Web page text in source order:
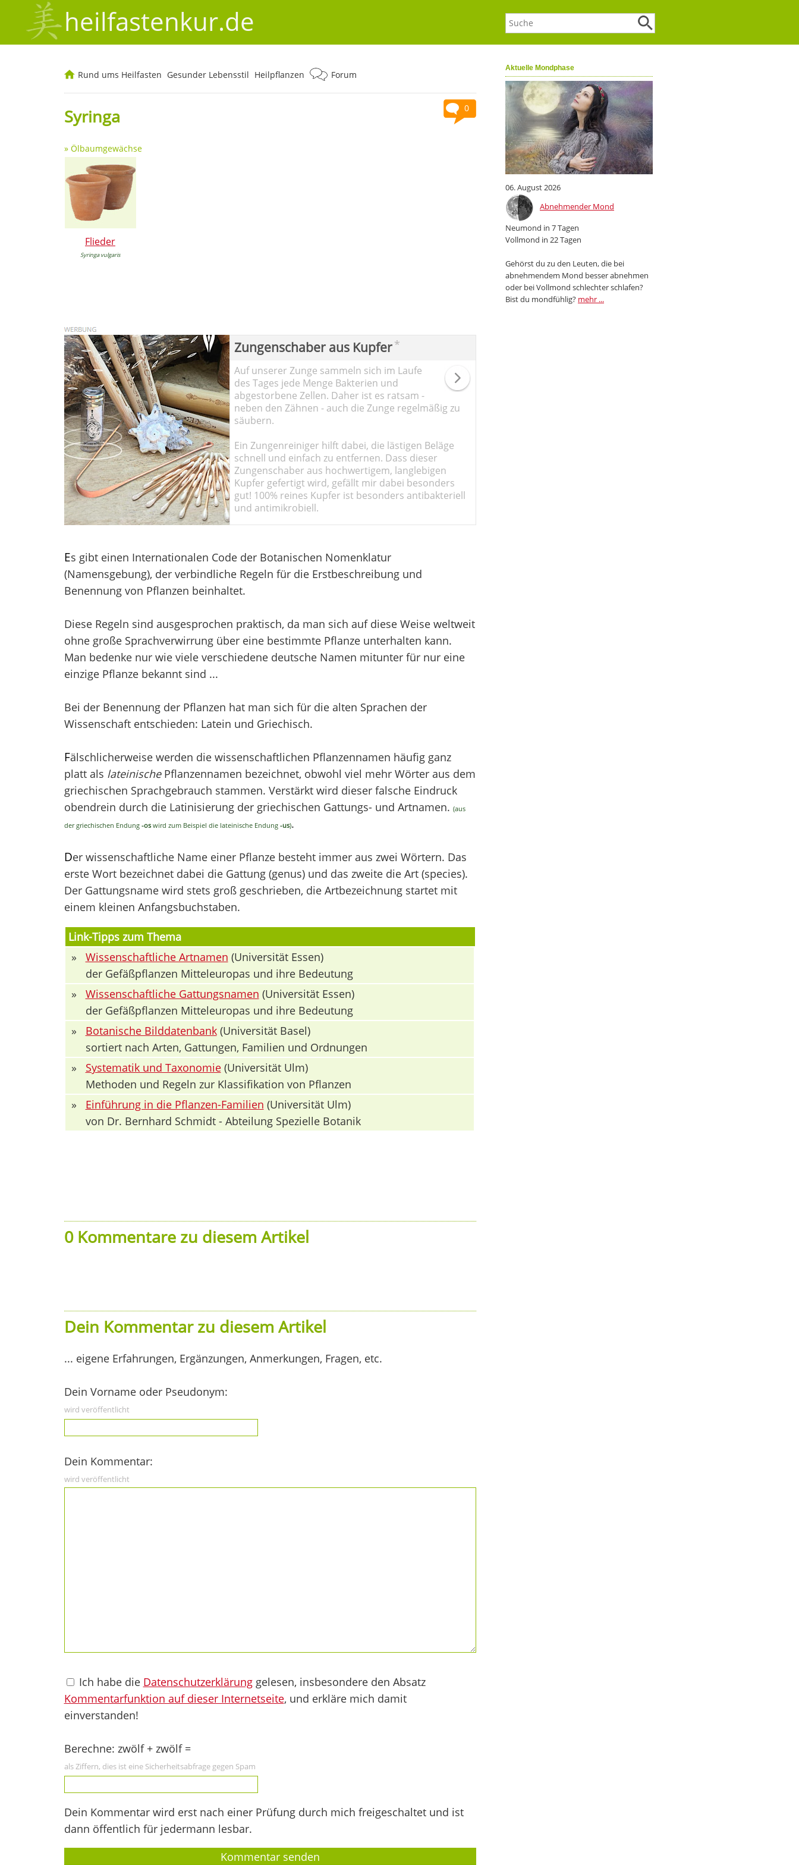
heilfastenkur.de
Aktuelle Mondphase
06. August 2026
Abnehmender Mond
Neumond in 7 Tagen
Vollmond in 22 Tagen
Gehörst du zu den Leuten, die bei
abnehmendem Mond besser abnehmen
oder bei Vollmond schlechter schlafen?
Bist du mondfühlig? mehr ...
Rund ums Heilfasten Gesunder Lebensstil Heilpflanzen Forum
0
Syringa
» Ölbaumgewächse
Flieder
Syringa vulgaris
Zungenschaber aus Kupfer*
Auf unserer Zunge sammeln sich im Laufe
des Tages jede Menge Bakterien und
abgestorbene Zellen. Daher ist es ratsam -
neben den Zähnen - auch die Zunge regelmäßig zu
säubern.
Ein Zungenreiniger hilft dabei, die lästigen Beläge
schnell und einfach zu entfernen. Dass dieser
Zungenschaber aus hochwertigem, langlebigen
Kupfer gefertigt wird, gefällt mir dabei besonders
gut! 100% reines Kupfer ist besonders antibakteriell
und antimikrobiell.
Es gibt einen Internationalen Code der Botanischen Nomenklatur
(Namensgebung), der verbindliche Regeln für die Erstbeschreibung und
Benennung von Pflanzen beinhaltet.
Diese Regeln sind ausgesprochen praktisch, da man sich auf diese Weise weltweit
ohne große Sprachverwirrung über eine bestimmte Pflanze unterhalten kann.
Man bedenke nur wie viele verschiedene deutsche Namen mitunter für nur eine
einzige Pflanze bekannt sind ...
Bei der Benennung der Pflanzen hat man sich für die alten Sprachen der
Wissenschaft entschieden: Latein und Griechisch.
Fälschlicherweise werden die wissenschaftlichen Pflanzennamen häufig ganz
platt als lateinischePflanzennamen bezeichnet, obwohl viel mehr Wörter aus dem
griechischen Sprachgebrauch stammen. Verstärkt wird dieser falsche Eindruck
obendrein durch die Latinisierung der griechischen Gattungs- und Artnamen. (aus
der griechischen Endung -oswird zum Beispiel die lateinische Endung -us).
Der wissenschaftliche Name einer Pflanze besteht immer aus zwei Wörtern. Das
erste Wort bezeichnet dabei die Gattung (genus) und das zweite die Art (species).
Der Gattungsname wird stets groß geschrieben, die Artbezeichnung startet mit
einem kleinen Anfangsbuchstaben.
Link-Tipps zum Thema
»
Wissenschaftliche Artnamen (Universität Essen)
der Gefäßpflanzen Mitteleuropas und ihre Bedeutung
»
Wissenschaftliche Gattungsnamen (Universität Essen)
der Gefäßpflanzen Mitteleuropas und ihre Bedeutung
»
Botanische Bilddatenbank(Universität Basel)
sortiert nach Arten, Gattungen, Familien und Ordnungen
»
Systematik und Taxonomie(Universität Ulm)
Methoden und Regeln zur Klassifikation von Pflanzen
»
Einführung in die Pflanzen-Familien (Universität Ulm)
von Dr. Bernhard Schmidt - Abteilung Spezielle Botanik
0 Kommentare zu diesem Artikel
Dein Kommentar zu diesem Artikel
... eigene Erfahrungen, Ergänzungen, Anmerkungen, Fragen, etc.
Dein Vorname oder Pseudonym:
wird veröffentlicht
Dein Kommentar:
wird veröffentlicht
Ich habe die Datenschutzerklärunggelesen, insbesondere den Absatz
Kommentarfunktion auf dieser Internetseite, und erkläre mich damit
einverstanden!
Berechne: zwölf + zwölf =
als Ziffern, dies ist eine Sicherheitsabfrage gegen Spam
Dein Kommentar wird erst nach einer Prüfung durch mich freigeschaltet und ist
dann öffentlich für jedermann lesbar.